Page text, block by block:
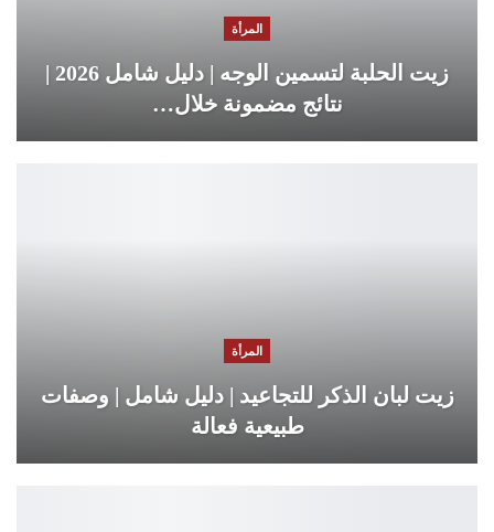
المرأة
زيت الحلبة لتسمين الوجه | دليل شامل 2026 |
نتائج مضمونة خلال…
المرأة
زيت لبان الذكر للتجاعيد | دليل شامل | وصفات
طبيعية فعالة